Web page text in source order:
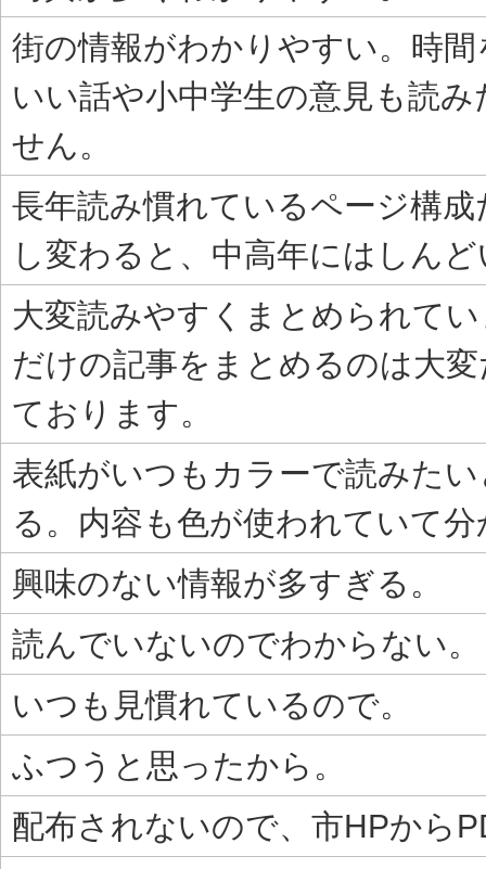
街の情報がわかりやすい。時
いい話や小中学生の意見も読
せん。
長年読み慣れているページ構
し変わると、中高年にはしん
大変読みやすくまとめられて
だけの記事をまとめるのは大
ております。
表紙がいつもカラーで読みた
る。内容も色が使われていて
興味のない情報が多すぎる。
読んでいないのでわからない。
いつも見慣れているので。
ふつうと思ったから。
配布されないので、市HPから